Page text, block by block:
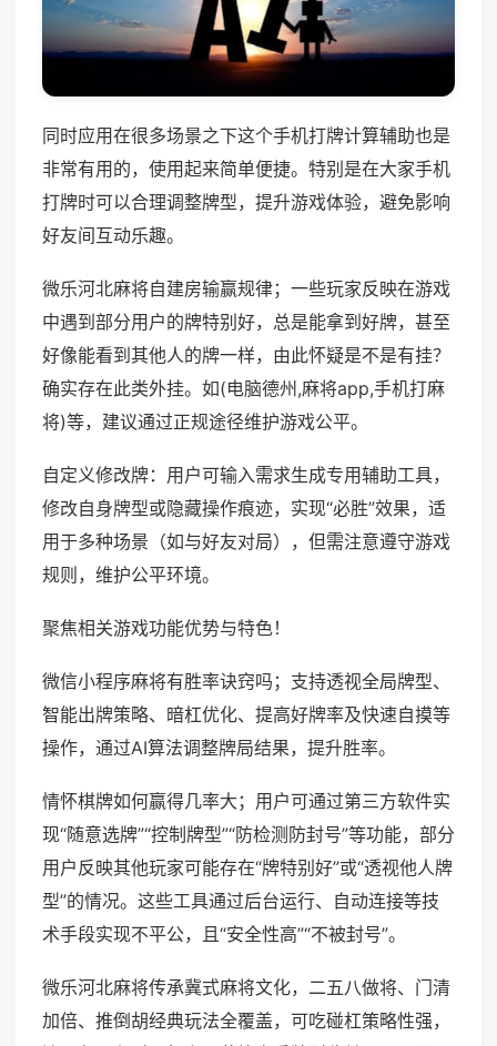
同时应用在很多场景之下这个手机打牌计算辅助也是
非常有用的，使用起来简单便捷。特别是在大家手机
打牌时可以合理调整牌型，提升游戏体验，避免影响
好友间互动乐趣。
微乐河北麻将自建房输赢规律；一些玩家反映在游戏
中遇到部分用户的牌特别好，总是能拿到好牌，甚至
好像能看到其他人的牌一样，由此怀疑是不是有挂？
确实存在此类外挂。如(电脑德州,麻将app,手机打麻
将)等，建议通过正规途径维护游戏公平。
自定义修改牌：用户可输入需求生成专用辅助工具，
修改自身牌型或隐藏操作痕迹，实现“必胜”效果，适
用于多种场景（如与好友对局），但需注意遵守游戏
规则，维护公平环境。
聚焦相关游戏功能优势与特色！
微信小程序麻将有胜率诀窍吗；支持透视全局牌型、
智能出牌策略、暗杠优化、提高好牌率及快速自摸等
操作，通过AI算法调整牌局结果，提升胜率。
情怀棋牌如何赢得几率大；用户可通过第三方软件实
现“随意选牌”“控制牌型”“防检测防封号”等功能，部分
用户反映其他玩家可能存在“牌特别好”或“透视他人牌
型”的情况。这些工具通过后台运行、自动连接等技
术手段实现不平公，且“安全性高”“不被封号”。
微乐河北麻将传承冀式麻将文化，二五八做将、门清
加倍、推倒胡经典玩法全覆盖，可吃碰杠策略性强，